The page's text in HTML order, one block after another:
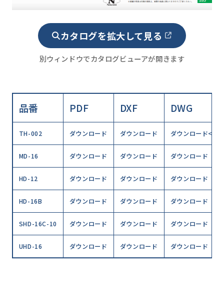
カタログを拡大して見る
別ウィンドウでカタログビューアが開きます
品番 PDF DXF DWG
TH-002 ダウンロード ダウンロード ダウンロード</
MD-16 ダウンロード ダウンロード ダウンロード
HD-12 ダウンロード ダウンロード ダウンロード
HD-16B ダウンロード ダウンロード ダウンロード
SHD-16C-10 ダウンロード ダウンロード ダウンロード
UHD-16 ダウンロード ダウンロード ダウンロード